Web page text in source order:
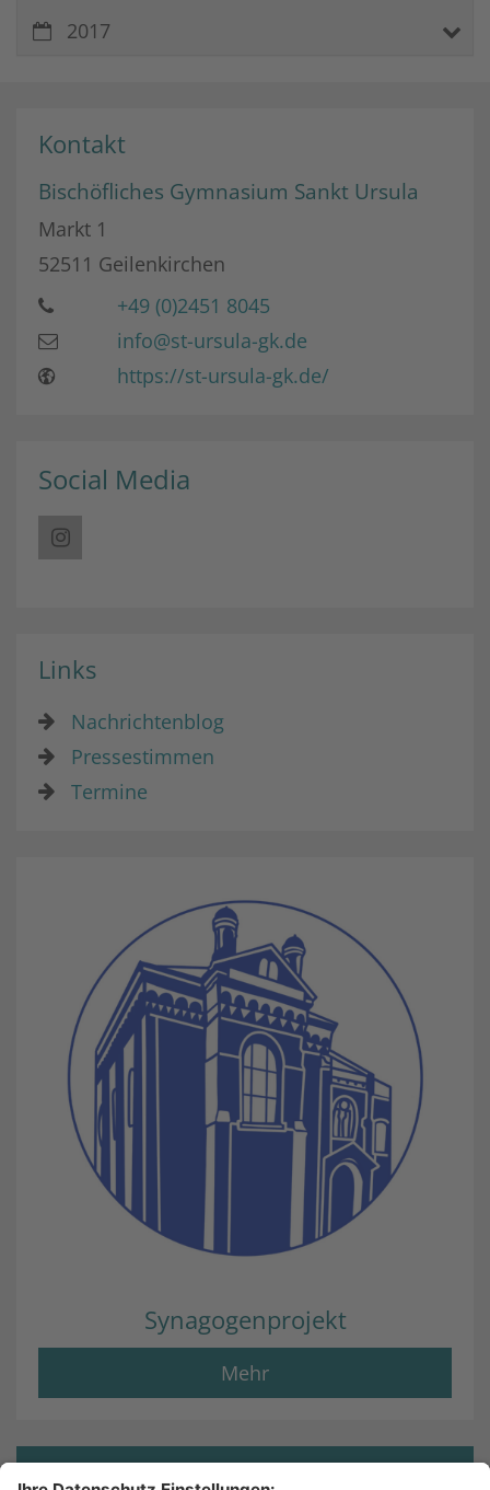
2017
Kontakt
Bischöfliches Gymnasium Sankt Ursula
Markt 1
52511 Geilenkirchen
+49 (0)2451 8045
info@st-ursula-gk.de
https://st-ursula-gk.de/
Social Media
Links
Nachrichtenblog
Pressestimmen
Termine
Synagogenprojekt
Mehr